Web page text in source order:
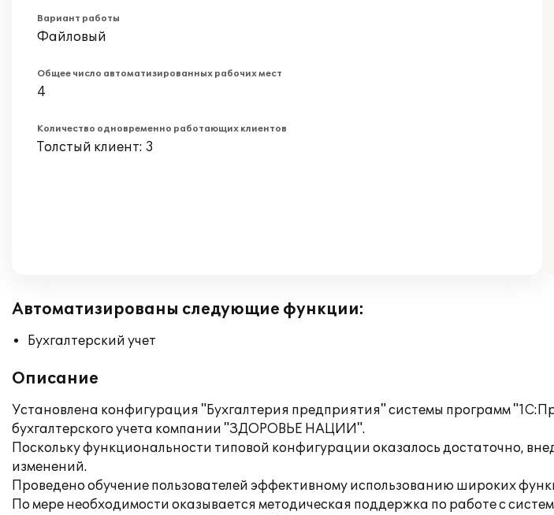
Вариант работы
Файловый
Общее число автоматизированных рабочих мест
4
Количество одновременно работающих клиентов
Толстый клиент: 3
Автоматизированы следующие функции:
Бухгалтерский учет
Описание
Установлена конфигурация "Бухгалтерия предприятия" системы программ
бухгалтерского учета компании "ЗДОРОВЬЕ НАЦИИ".
Поскольку функциональности типовой конфигурации оказалось достаточно,
изменений.
Проведено обучение пользователей эффективному использованию широких
По мере необходимости оказывается методическая поддержка по работе с